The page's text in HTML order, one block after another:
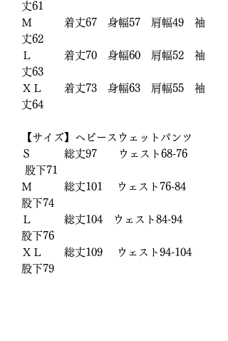
丈61
Ｍ 着丈67 身幅57 肩幅49 袖
丈62
Ｌ 着丈70 身幅60 肩幅52 袖
丈63
ＸＬ 着丈73 身幅63 肩幅55 袖
丈64
【サイズ】ヘビースウェットパンツ
Ｓ 総丈97 ウェスト68-76
股下71
Ｍ 総丈101 ウェスト76-84
股下74
Ｌ 総丈104 ウェスト84-94
股下76
ＸＬ 総丈109 ウェスト94-104
股下79